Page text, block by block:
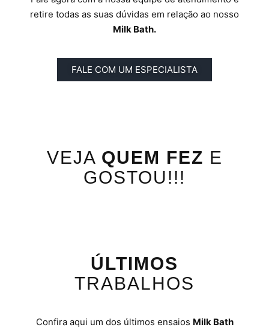
retire todas as suas dúvidas em relação ao nosso
Milk Bath.
FALE COM UM ESPECIALISTA
VEJA QUEM FEZ E
GOSTOU!!!
ÚLTIMOS
TRABALHOS
Confira aqui um dos últimos ensaios Milk Bath